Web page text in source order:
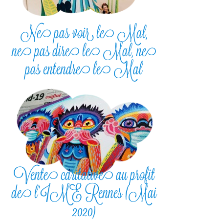
Ne pas voir le Mal,
ne pas dire le Mal, ne
pas entendre le Mal
Vente caritative au profit
de l’IME Rennes (Mai
2020)